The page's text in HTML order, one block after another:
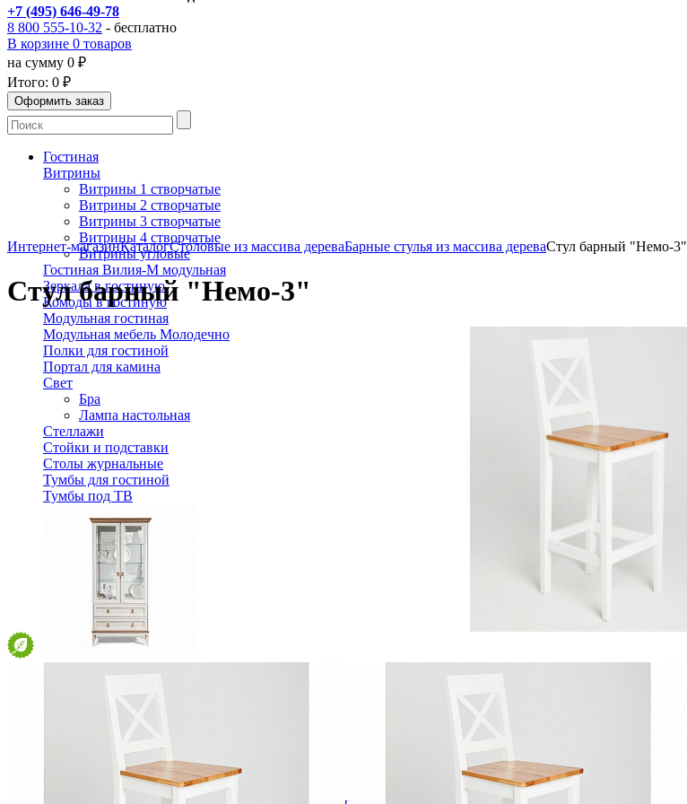
+7 (495) 646-49-78
8 800 555-10-32 - бесплатно
В корзине 0 товаров
на сумму 0 ₽
Итого: 0 ₽
Гостиная
Витрины
Витрины 1 створчатые
Витрины 2 створчатые
Витрины 3 створчатые
Витрины 4 створчатые
Витрины угловые
Гостиная Вилия-М модульная
Зеркала в гостиную
Комоды в гостиную
Модульная гостиная
Модульная мебель Молодечно
Полки для гостиной
Портал для камина
Свет
Бра
Лампа настольная
Стеллажи
Стойки и подставки
Столы журнальные
Тумбы для гостиной
Тумбы под ТВ
Деревянные кровати с подъемным механизмом
Интернет-магазинКаталогСтоловые из массива дереваБарные стулья из массива дереваСтул барный "Немо-3"
Стул барный "Немо-3"